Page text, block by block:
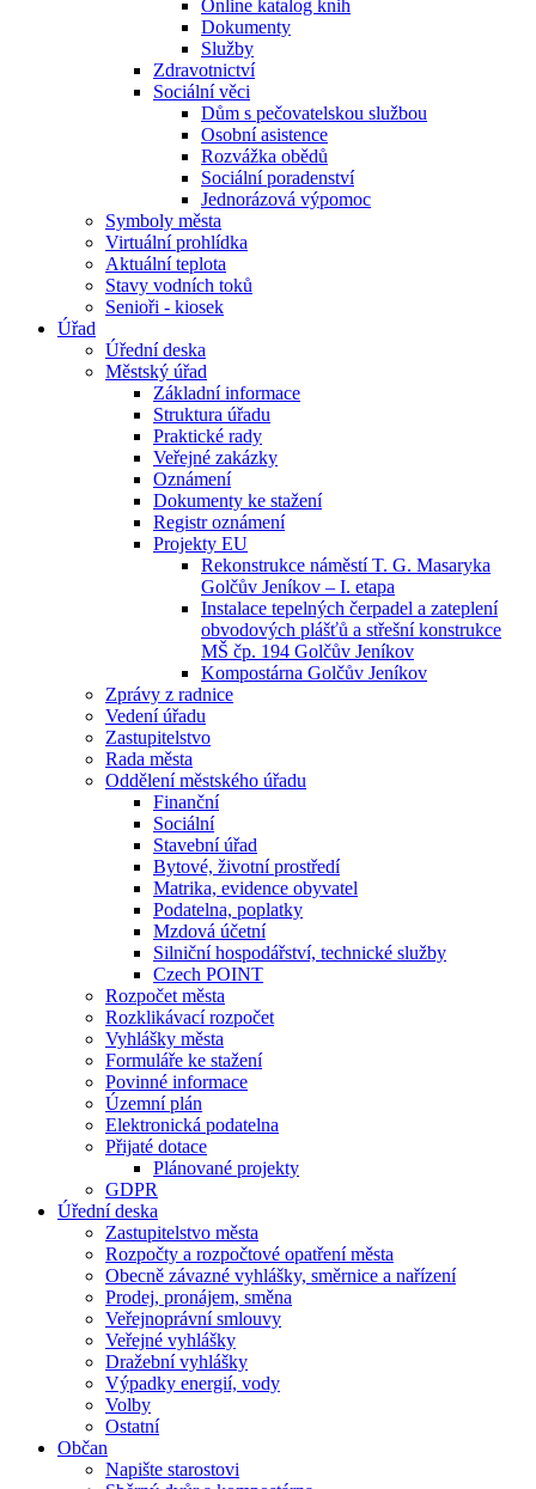
Online katalog knih
Dokumenty
Služby
Zdravotnictví
Sociální věci
Dům s pečovatelskou službou
Osobní asistence
Rozvážka obědů
Sociální poradenství
Jednorázová výpomoc
Symboly města
Virtuální prohlídka
Aktuální teplota
Stavy vodních toků
Senioři - kiosek
Úřad
Úřední deska
Městský úřad
Základní informace
Struktura úřadu
Praktické rady
Veřejné zakázky
Oznámení
Dokumenty ke stažení
Registr oznámení
Projekty EU
Rekonstrukce náměstí T. G. Masaryka
Golčův Jeníkov – I. etapa
Instalace tepelných čerpadel a zateplení
obvodových plášťů a střešní konstrukce
MŠ čp. 194 Golčův Jeníkov
Kompostárna Golčův Jeníkov
Zprávy z radnice
Vedení úřadu
Zastupitelstvo
Rada města
Oddělení městského úřadu
Finanční
Sociální
Stavební úřad
Bytové, životní prostředí
Matrika, evidence obyvatel
Podatelna, poplatky
Mzdová účetní
Silniční hospodářství, technické služby
Czech POINT
Rozpočet města
Rozklikávací rozpočet
Vyhlášky města
Formuláře ke stažení
Povinné informace
Územní plán
Elektronická podatelna
Přijaté dotace
Plánované projekty
GDPR
Úřední deska
Zastupitelstvo města
Rozpočty a rozpočtové opatření města
Obecně závazné vyhlášky, směrnice a nařízení
Prodej, pronájem, směna
Veřejnoprávní smlouvy
Veřejné vyhlášky
Dražební vyhlášky
Výpadky energií, vody
Volby
Ostatní
Občan
Napište starostovi